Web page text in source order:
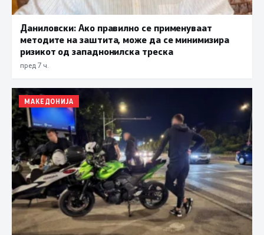
Даниловски: Ако правилно се применуваат
методите на заштита, може да се минимизира
ризикот од западнонилска треска
пред 7 ч.
МАКЕДОНИЈА